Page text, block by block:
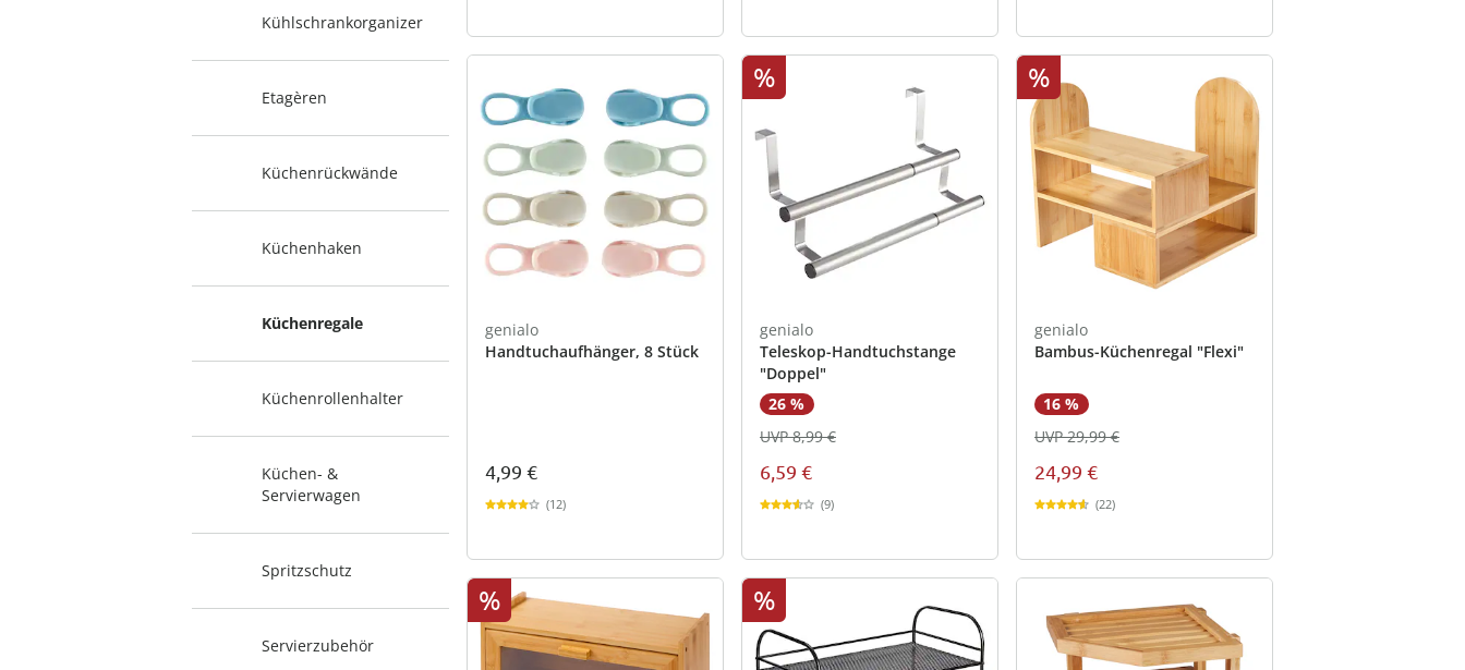
Kühlschrankorganizer
Etagèren
Küchenrückwände
Küchenhaken
Küchenregale
Küchenrollenhalter
Küchen- &
Servierwagen
Spritzschutz
Servierzubehör
genialo
Handtuchaufhänger, 8 Stück
4,99 €
(12)
%
genialo
Teleskop-Handtuchstange
"Doppel"
26 %
6,59 €
UVP 8,99 €
(9)
%
genialo
Bambus-Küchenregal "Flexi"
16 %
24,99 €
UVP 29,99 €
(22)
% %